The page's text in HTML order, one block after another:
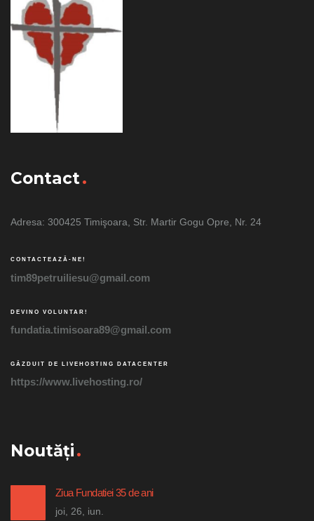
Contact
Adresa: 300425 Timişoara, Str. Martir Gogu Opre, Nr. 24
CONTACTEAZĂ-NE!
tim89petruiliesu@gmail.com
DEVINO VOLUNTAR!
fundatia.timisoara89@gmail.com
GĂZDUIT DE LIVEHOSTING DATACENTER
https://www.livehosting.ro/
Noutăți
Ziua Fundatiei 35 de ani
joi, 26, iun.